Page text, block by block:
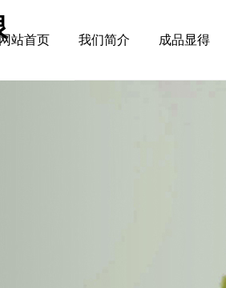
站首页 我们简介 成品显得